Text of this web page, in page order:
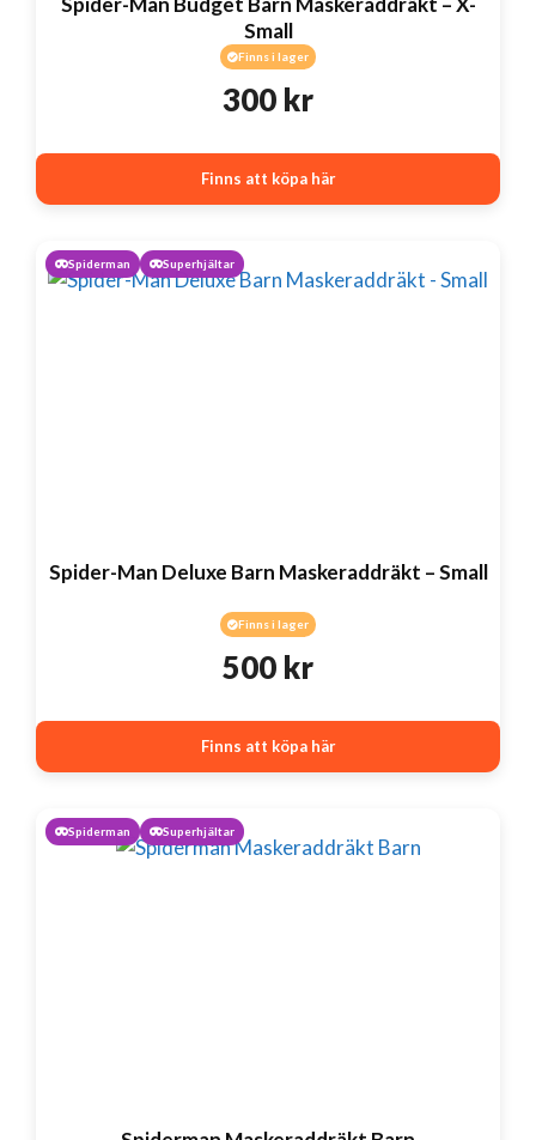
Small
Finns i lager
300 kr
Finns att köpa här
Spiderman Superhjältar
Spider-Man Deluxe Barn Maskeraddräkt – Small
Finns i lager
500 kr
Finns att köpa här
Spiderman Superhjältar